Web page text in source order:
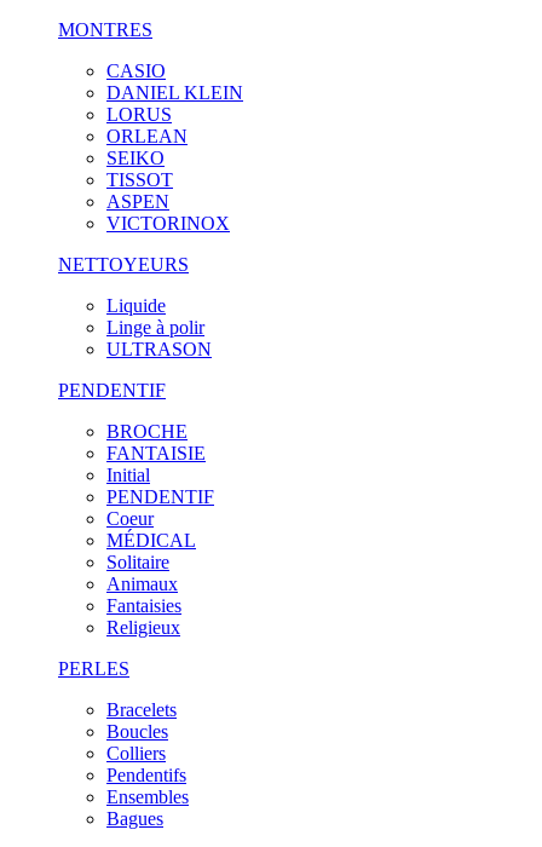
MONTRES
CASIO
DANIEL KLEIN
LORUS
ORLEAN
SEIKO
TISSOT
ASPEN
VICTORINOX
NETTOYEURS
Liquide
Linge à polir
ULTRASON
PENDENTIF
BROCHE
FANTAISIE
Initial
PENDENTIF
Coeur
MÉDICAL
Solitaire
Animaux
Fantaisies
Religieux
PERLES
Bracelets
Boucles
Colliers
Pendentifs
Ensembles
Bagues